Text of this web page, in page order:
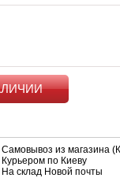
Самовывоз из магазина
Курьером по Киеву
На склад Новой почты